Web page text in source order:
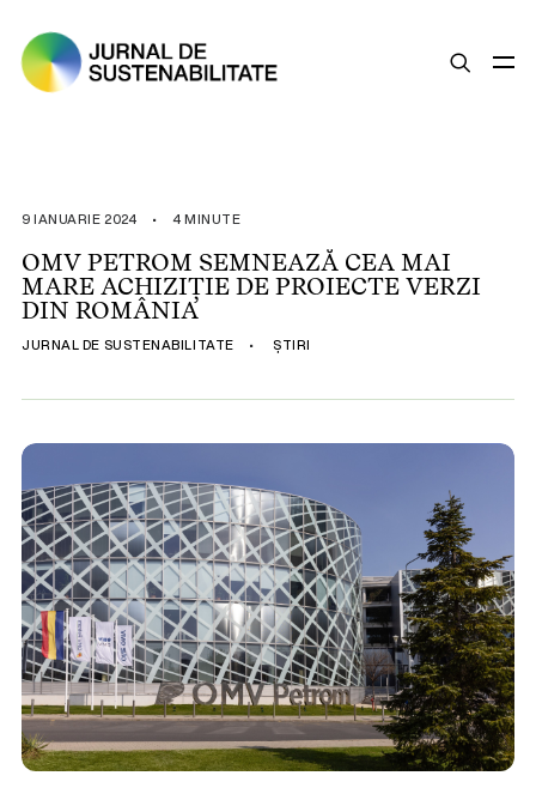
ȘTIRI
OPINII
ESG
COMPANII SUSTENABILE
9 IANUARIE 2024 • 4 MINUTE
OMV PETROM SEMNEAZĂ CEA MAI
MARE ACHIZIȚIE DE PROIECTE VERZI
DIN ROMÂNIA
JURNAL DE SUSTENABILITATE • ȘTIRI